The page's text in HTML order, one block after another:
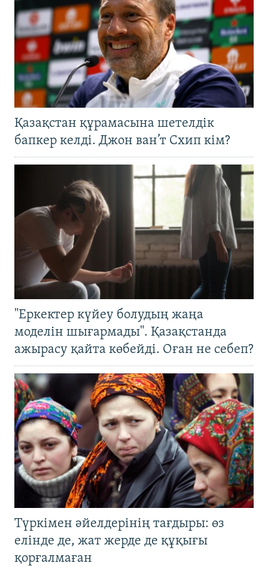
Қазақстан құрамасына шетелдік
бапкер келді. Джон ван’т Схип кім?
"Еркектер күйеу болудың жаңа
моделін шығармады". Қазақстанда
ажырасу қайта көбейді. Оған не себеп?
Түркімен әйелдерінің тағдыры: өз
елінде де, жат жерде де құқығы
қорғалмаған